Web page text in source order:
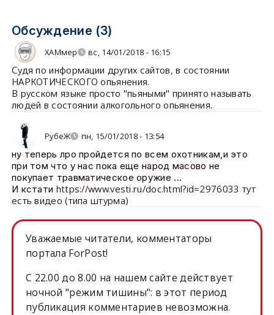
Обсуждение (3)
ХАМмер вс, 14/01/2018 - 16:15
Судя по информации других сайтов, в состоянии
НАРКОТИЧЕСКОГО опьянения.
В русском языке просто "пьяными" принято называть
людей в состоянии алкогольного опьянения.
РубеЖ пн, 15/01/2018 - 13:54
ну теперь лро пройдется по всем охотникам,и это
при том что у нас пока еще народ масово не
покупает травматическое оружие ...
И кстати https://www.vesti.ru/doc.html?id=2976033 тут
есть видео (типа штурма)
Уважаемые читатели, комментаторы
портала ForPost!
C 22.00 до 8.00 на нашем сайте действует
ночной "режим тишины": в этот период
публикация комментариев невозможна.